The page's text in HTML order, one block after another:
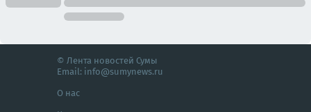
© Лента новостей Сумы
Email: info@sumynews.ru
О нас